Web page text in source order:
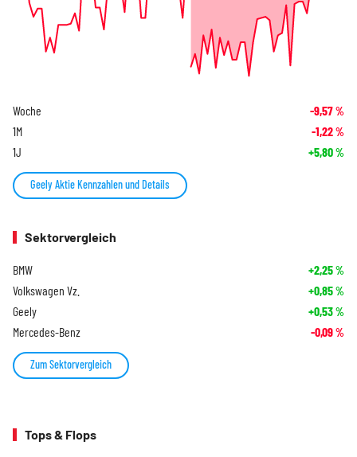
Woche -9,57%
1M -1,22%
1J +5,80%
Geely Aktie Kennzahlen und Details
Sektorvergleich
BMW +2,25%
Volkswagen Vz. +0,85%
Geely +0,53%
Mercedes-Benz -0,09%
Zum Sektorvergleich
Tops & Flops